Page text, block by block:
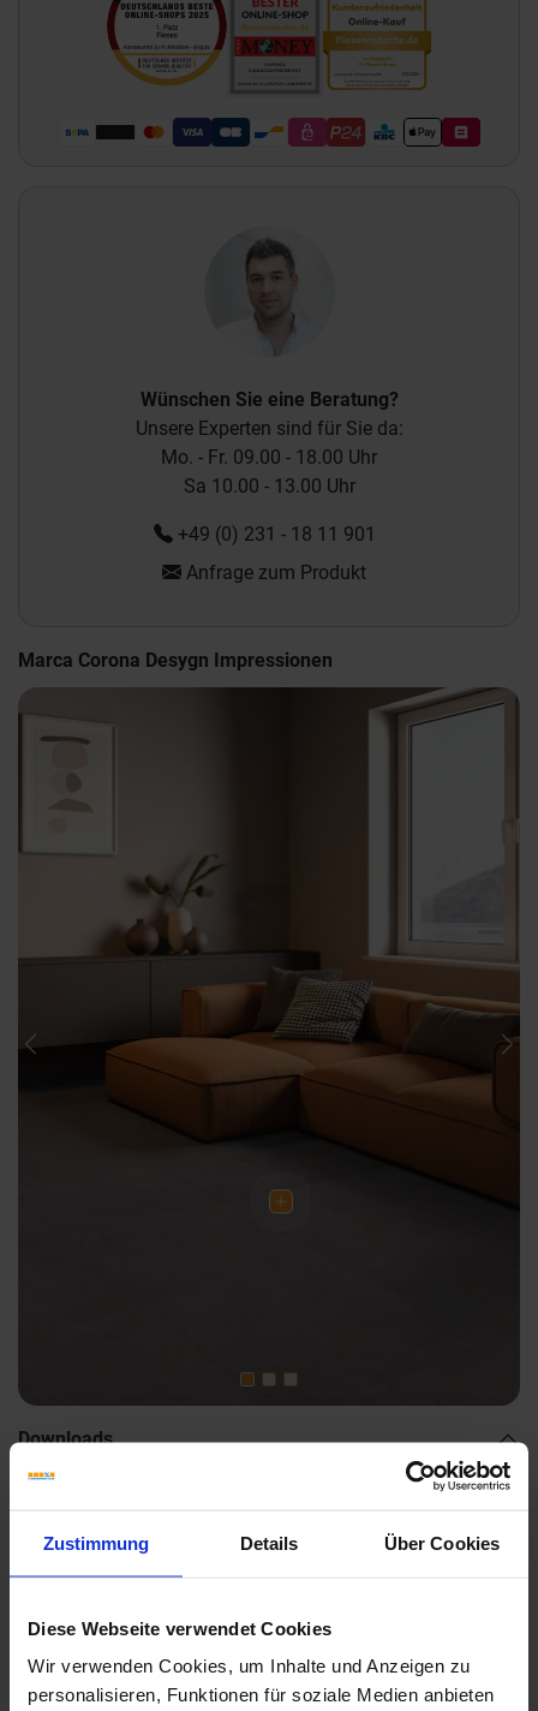
Zustimmung Details Über Cookies
Diese Webseite verwendet Cookies
Wir verwenden Cookies, um Inhalte und Anzeigen zu
personalisieren, Funktionen für soziale Medien anbieten
Wünschen Sie eine Beratung?
Unsere Experten sind für Sie da:
Mo. - Fr. 09.00 - 18.00 Uhr
Sa 10.00 - 13.00 Uhr
+49 (0) 231 - 18 11 901
Anfrage zum Produkt
Marca Corona Desygn Impressionen
Previous
Downloads
Marca-Corona-Desygn.pdf